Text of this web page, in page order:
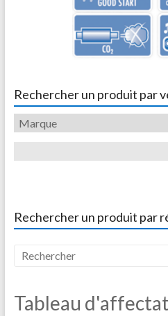
Rechercher un produit par
Rechercher un produit par
Tableau